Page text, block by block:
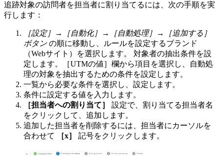
追跡対象の訪問者を担当者に割り当てるには、次の手順を実
行します：
［設定］→［自動化］→［自動処理］→［追加する］
ボタンの順に移動し、ルールを設定するブランド
（Webサイト）を選択します。 対象者の抽出条件を設
定します。［UTMの値］欄から項目を選択し、自動処
理の対象を抽出するための条件を設定します。
一覧から必要な条件を選択し、設定します。
条件に設定する値を入力します。
［担当者への割り当て］ 設定で、割り当てる担当者名
をクリックして、追加します。
追加した担当者を削除するには、担当者にカーソルを
合わせて
［x］ 記号をクリックします。